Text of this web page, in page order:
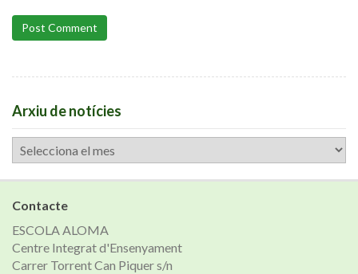
Post Comment
Arxiu de notícies
Arxiu
de
notícies
Contacte
ESCOLA ALOMA
Centre Integrat d'Ensenyament
Carrer Torrent Can Piquer s/n